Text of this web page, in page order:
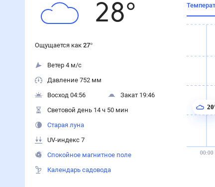
28°
Ощущается как 27°
Ветер 4 м/с
Давление 752 мм
Восход 04:56
Закат 19:46
Световой день 14 ч 50 мин
Старая луна
UV-индекс 7
Спокойное магнитное поле
Календарь садовода
00:00